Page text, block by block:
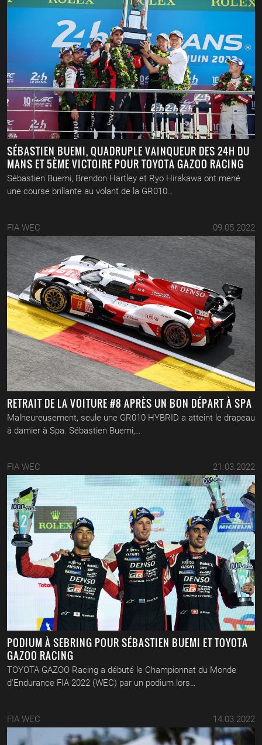
SÉBASTIEN BUEMI, QUADRUPLE VAINQUEUR DES 24H DU
MANS ET 5ÈME VICTOIRE POUR TOYOTA GAZOO RACING
Sébastien Buemi, Brendon Hartley et Ryo Hirakawa ont mené
une course brillante au volant de la GR010…
FIA WEC 09.05.2022
RETRAIT DE LA VOITURE #8 APRÈS UN BON DÉPART À SPA
Malheureusement, seule une GR010 HYBRID a atteint le drapeau
à damier à Spa. Sébastien Buemi,…
FIA WEC 21.03.2022
PODIUM À SEBRING POUR SÉBASTIEN BUEMI ET TOYOTA
GAZOO RACING
TOYOTA GAZOO Racing a débuté le Championnat du Monde
d'Endurance FIA 2022 (WEC) par un podium lors…
FIA WEC 14.03.2022